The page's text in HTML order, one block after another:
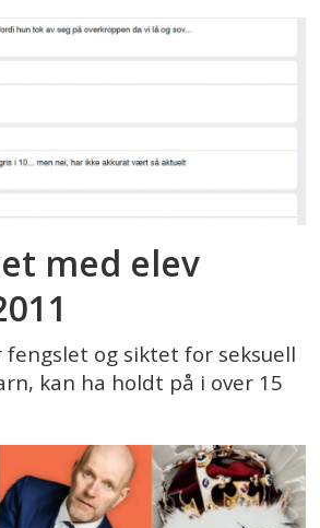
med elev
og siktet for seksuell
kan ha holdt på i over 15